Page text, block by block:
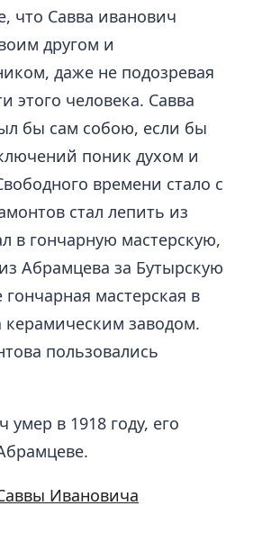
что Савва иванович
другом и
даже не подозревая
этого человека. Савва
бы сам собою, если бы
поник духом и
времени стало с
стал лепить из
в гончарную мастерскую,
Абрамцева за Бутырскую
гончарная мастерская в
керамическим заводом.
пользовались
умер в 1918 году, его